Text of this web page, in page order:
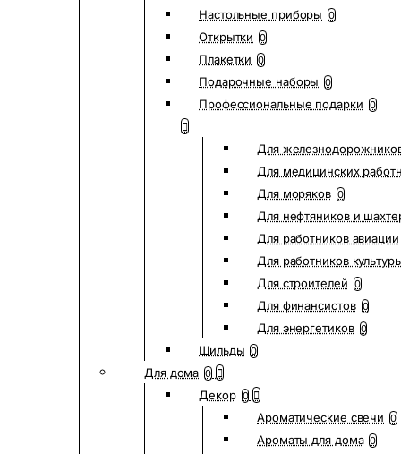
Настольные приборы 0
Открытки 0
Плакетки 0
Подарочные наборы 0
Профессиональные подарки 0
Для
Для медицинских
Для моряков 0
Для нефтяников и
Для работников авиации
Для работников
Для строителей 0
Для финансистов 0
Для энергетиков 0
Шильды 0
Для дома 0
Декор 0
Ароматические свечи 0
Ароматы для дома 0